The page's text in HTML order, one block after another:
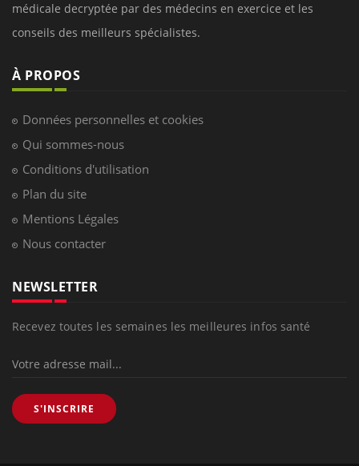
médicale decryptée par des médecins en exercice et les
conseils des meilleurs spécialistes.
À PROPOS
Données personnelles et cookies
Qui sommes-nous
Conditions d'utilisation
Plan du site
Mentions Légales
Nous contacter
NEWSLETTER
Recevez toutes les semaines les meilleures infos santé
S'INSCRIRE